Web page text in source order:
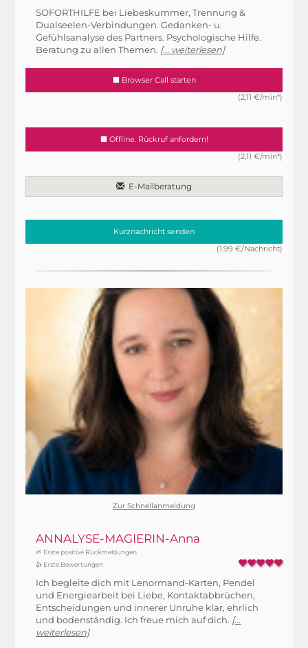
SOFORTHILFE bei Liebeskummer, Trennung &
Dualseelen-Verbindungen. Gedanken- u.
Gefühlsanalyse des Partners. Psychologische Hilfe.
Beratung zu allen Themen. [... weiterlesen]
Browser Call starten
(2,11 €/min*)
Offline. Rückruf anfordern!
(2,11 €/min*)
E-Mailberatung
Kurznachricht senden
(1.99 €/Nachricht)
Zur Schnellanmeldung
ANNALYSE-MAGIERIN-Anna
🌱 Erste positive Rückmeldungen
👍 Erste Bewertungen
Ich begleite dich mit Lenormand-Karten, Pendel
und Energiearbeit bei Liebe, Kontaktabbrüchen,
Entscheidungen und innerer Unruhe klar, ehrlich
und bodenständig. Ich freue mich auf dich. [...
weiterlesen]